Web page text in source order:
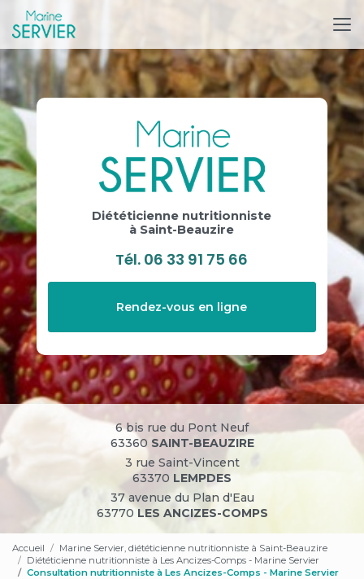
au
contenu
principal
Diététicienne nutritionniste
à Saint-Beauzire
Tél. 06 33 91 75 66
Rendez-vous en ligne
6 bis rue du Pont Neuf
63360 SAINT-BEAUZIRE
3 rue Saint-Vincent
63370 LEMPDES
37 avenue du Plan d'Eau
63770 LES ANCIZES-COMPS
Accueil
Marine Servier, diététicienne nutritionniste à Saint-Beauzire
Diététicienne nutritionniste à Les Ancizes-Comps - Marine Servier
Consultation nutritionniste à Les Ancizes-Comps - Marine Servier